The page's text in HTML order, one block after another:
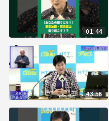
01:44
43:56